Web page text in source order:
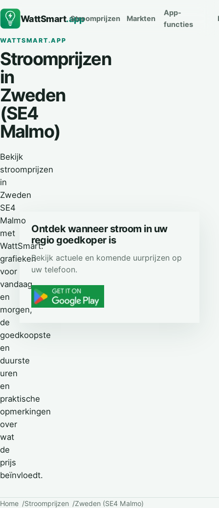
WattSmart.app
Stroomprijzen Markten
App-
functies
WATTSMART.APP
Stroomprijzen
in
Zweden
(SE4
Malmo)
Bekijk
stroomprijzen
in
Zweden
SE4
Malmo
met
WattSmart:
grafieken
voor
vandaag
en
morgen,
de
goedkoopste
en
duurste
uren
en
praktische
opmerkingen
over
wat
de
prijs
beïnvloedt.
Ontdek wanneer stroom in uw
regio goedkoper is
Bekijk actuele en komende uurprijzen op
uw telefoon.
Home Stroomprijzen Zweden (SE4 Malmo)